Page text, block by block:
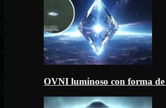
OVNI luminoso con forma